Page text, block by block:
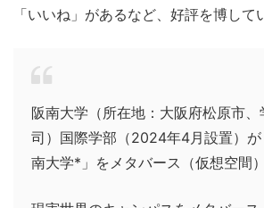
「いいね」があるなど、好評を博して
阪南大学（所在地：大阪府松原市
司）国際学部（2024年4月設置）が
南大学*」をメタバース（仮想空間